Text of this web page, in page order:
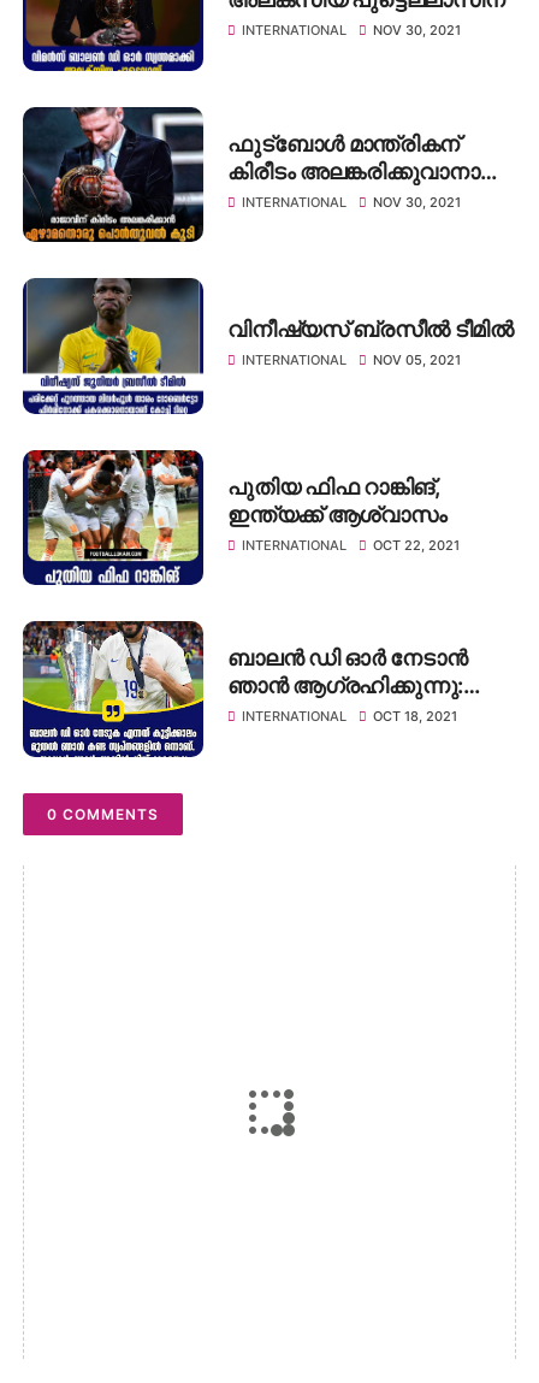
INTERNATIONAL NOV 30, 2021
ഫുട്ബോൾ മാന്ത്രികന്
കിരീടം അലങ്കരിക്കുവാനായി
ഏഴാമതൊരു സ്വർണ്ണ
INTERNATIONAL NOV 30, 2021
വിനീഷ്യസ് ബ്രസീൽ ടീമിൽ
INTERNATIONAL NOV 05, 2021
പുതിയ ഫിഫ റാങ്കിങ്,
ഇന്ത്യക്ക് ആശ്വാസം
INTERNATIONAL OCT 22, 2021
ബാലൻ ഡി ഓർ നേടാൻ
ഞാൻ ആഗ്രഹിക്കുന്നു:
കരീം ബെൻസിമ
INTERNATIONAL OCT 18, 2021
0 COMMENTS